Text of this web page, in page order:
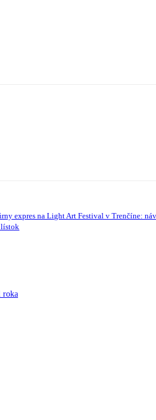
expres na Light Art Festival v Trenčíne:
lístok
roka